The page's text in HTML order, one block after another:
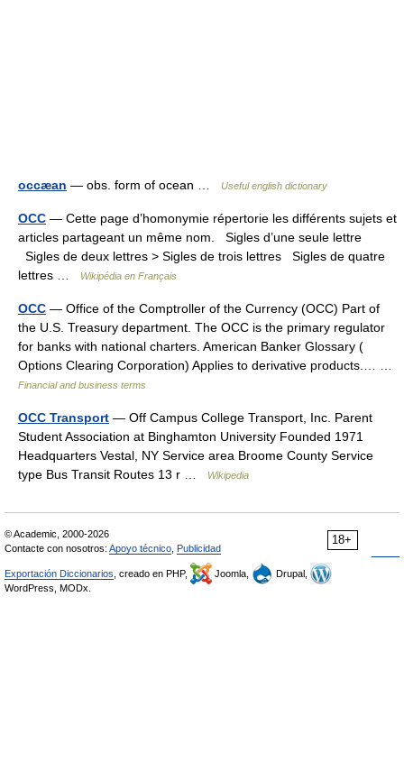
occæan — obs. form of ocean … Useful english dictionary
OCC — Cette page d’homonymie répertorie les différents sujets et
articles partageant un même nom. Sigles d’une seule lettre
Sigles de deux lettres > Sigles de trois lettres Sigles de quatre
lettres …
Wikipédia en Français
OCC — Office of the Comptroller of the Currency (OCC) Part of
the U.S. Treasury department. The OCC is the primary regulator
for banks with national charters. American Banker Glossary (
Options Clearing Corporation) Applies to derivative products.… …
Financial and business terms
OCC Transport — Off Campus College Transport, Inc. Parent
Student Association at Binghamton University Founded 1971
Headquarters Vestal, NY Service area Broome County Service
type Bus Transit Routes 13 r …
Wikipedia
18+
© Academic, 2000-2026
Contacte con nosotros: Apoyo técnico Publicidad
Exportación Diccionarios , creado en PHP, Joomla,
Drupal,
WordPress, MODx.